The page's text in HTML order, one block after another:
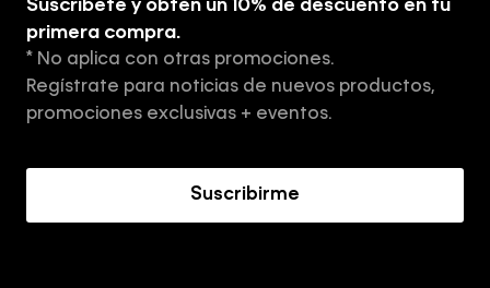
Tiendas
Aviso de privacidad
Términos y Condiciones
Suscríbete y obtén un 10% de descuento en tu
primera compra.
* No aplica con otras promociones.
Regístrate para noticias de nuevos productos,
promociones exclusivas + eventos.
Suscribirme